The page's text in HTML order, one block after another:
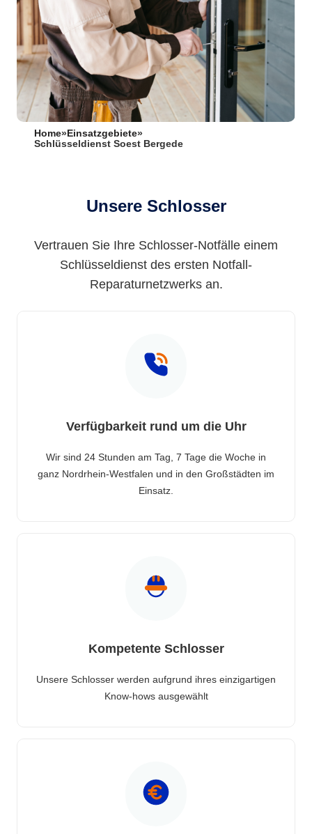
Home» Einsatzgebiete»
Schlüsseldienst Soest Bergede
Unsere Schlosser
Vertrauen Sie Ihre Schlosser-Notfälle einem
Schlüsseldienst des ersten Notfall-
Reparaturnetzwerks an.
Verfügbarkeit rund um die Uhr
Wir sind 24 Stunden am Tag, 7 Tage die Woche in
ganz Nordrhein-Westfalen und in den Großstädten im
Einsatz.
Kompetente Schlosser
Unsere Schlosser werden aufgrund ihres einzigartigen
Know-hows ausgewählt